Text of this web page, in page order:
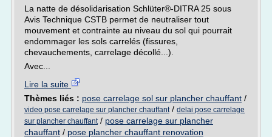
La natte de désolidarisation Schlüter®-DITRA 25 sous
Avis Technique CSTB permet de neutraliser tout
mouvement et contrainte au niveau du sol qui pourrait
endommager les sols carrelés (fissures,
chevauchements, carrelage décollé...).
Avec...
Lire la suite
Thèmes liés : pose carrelage sol sur plancher chauffant /
video pose carrelage sur plancher chauffant/ delai pose carrelage
sur plancher chauffant/ pose carrelage sur plancher
chauffant / pose plancher chauffant renovation